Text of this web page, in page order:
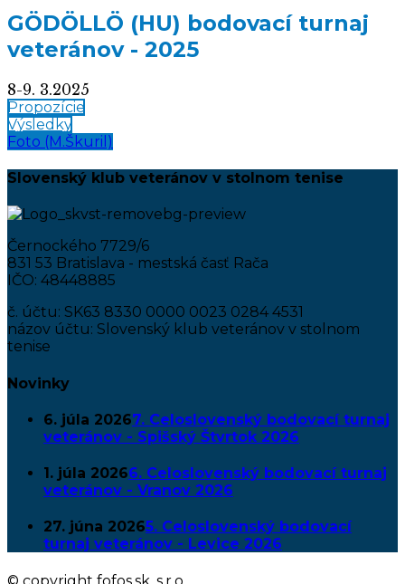
GÖDÖLLÖ (HU) bodovací turnaj
veteránov - 2025
8-9. 3.2025
Propozície
Výsledky
Foto (M.Škuril)
Slovenský klub veteránov v stolnom tenise
Černockého 7729/6
831 53 Bratislava - mestská časť Rača
IČO: 48448885
č. účtu: SK63 8330 0000 0023 0284 4531
názov účtu: Slovenský klub veteránov v stolnom
tenise
Novinky
6. júla 20267. Celoslovenský bodovací turnaj
veteránov - Spišský Štvrtok 2026
1. júla 20266. Celoslovenský bodovací turnaj
veteránov - Vranov 2026
27. júna 20265. Celoslovenský bodovací
turnaj veteránov - Levice 2026
© copyright fofos.sk, s.r.o.